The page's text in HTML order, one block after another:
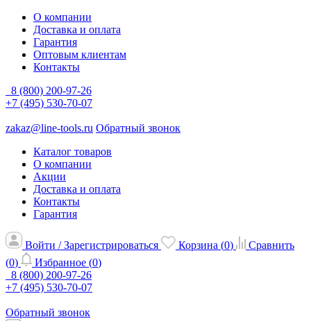
О компании
Доставка и оплата
Гарантия
Оптовым клиентам
Контакты
8 (800) 200-97-26
+7 (495) 530-70-07
zakaz@line-tools.ru Обратный звонок
Каталог товаров
О компании
Акции
Доставка и оплата
Контакты
Гарантия
Войти / Зарегистрироваться Корзина (0)
Сравнить
(0) Избранное (0)
8 (800) 200-97-26
+7 (495) 530-70-07
Обратный звонок